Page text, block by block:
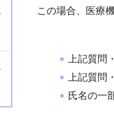
この場合、医療
上記質問
上記質
氏名の一